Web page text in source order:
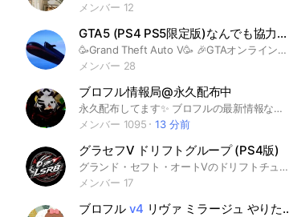
メンバー 12
GTA5 (PS4 PS5限定版)なんでも協力します。
🥳Grand Theft Auto V🥳 🎉GTAオンライン🎉 🎮PS4 PS5限定チャット🎮 😲クイックアップデート情報載せてます⚠️ フレンドや旧強盗〜カヨペリコ🔱 レース 🏍️売却🚚募集 なんでもお手伝いします👍 みんなでお金稼ぎしましょう🤑 楽しくわちゃわちゃしましょう🥰 迷惑行為が多い為😱 最低限の礼節、礼儀と常識あるかたお入り下さい🤣 名前をPSIDにして頂けると幸いです。が強制ではありません。 #GTA5 #PS4 #PS5 #GTAOnline #GTAオンライン #RockstarGames #フレンド募集 #旧強盗 #DD強盗 #カジノ強盗 #カヨペリコ #ナイトクラブ #エージェンシー #オートショップ #名声 #レース #売却 #スキル上げ #カーミーティング #Twitter #Youtube #Instagram #TikTok #協力 #相棒 #組対 #兄貴 #Grand Theft Auto V #放置ジョブ #小ネタ #裏技 #クルー #SSRV #副官募集 #グランド・セフト・オートV
メンバー 28
ブロフル情報局@永久配布中
永久配布してます✨ ブロフルの最新情報などをいち早くお届けします✨ブレインロットなどの別ゲーの取引も可能です！ botで実についての情報、価値表、種族についての情報や一部剣や銃の入手方法も調べる事が出来ます 雑談や取引、PvP募集、レイドv4海イベレベ上げ等の攻略、海賊団への勧誘その他いろいろな事に使ってください。 禁止事項は詳しく大事なノートに記載しておりますのでご確認ください。 ✨🎉実と永久合わせて過去に約200回以上配布 #ロブロ #ブロフル #ブロックスフルーツ #ロブロックス #雑談 #ブレロ #ブレインロット
メンバー 1095
13 分前
グラセフV ドリフトグループ (PS4版)
グランド・セフト・オートVのドリフトチューニング車でドリフトをしているオープンチャットとなっております。 ・ドリフトしているけど一緒に走る人がいない ・もっと早く走りたい ・気になるけどどうすればいいのか分からない 上記の方々の為の場所となっております。 初心者の方でも上級者の方でもどなたでも入ることができます。 但し、一緒に走っている人の妨害をしたり、人の車両を見て小馬鹿にしたり(本人がネタにしている場合を除く)、そういった他人が傷つくような行為はおやめ下さい。 また、本オープンチャットではクルーの募集を行っております。もし入りたい場合はオプ主に言って頂ければ対応致しますのでよろしくお願いします。 オプに入る条件は特にございませんので男女関係なく気軽に入ってください😊 荒らし目的、出会い目的、下ネタ発言等は不快になる方々がいらっしゃる可能性もございますのでしないようにご了承ください #GTA5 #GTAV #GTAオンライン #ドリフト #LSカーミーティング #ドリフトチューニング #エンジョイ勢 #PS4版#PS4 #PS5
メンバー 17
ブロフル v4 リヴァ ミラージュ やりたい人歓迎！！